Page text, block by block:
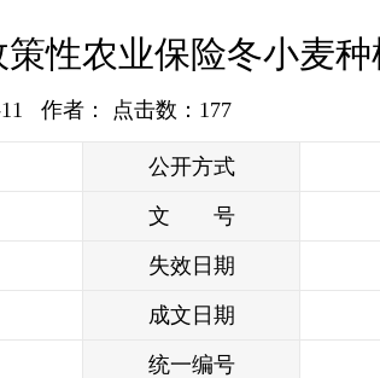
性农业保险冬小麦
11 作者： 点击数： 177
公开方式
文 号
失效日期
成文日期
统一编号